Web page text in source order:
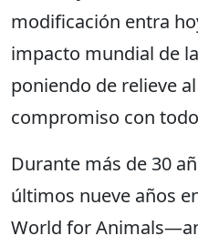
modificación entra
impacto mundial de
poniendo de relieve
compromiso con
Durante más de 30
últimos nueve años
World for